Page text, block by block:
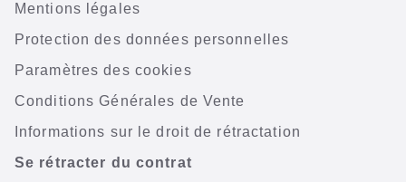
Mentions légales
Protection des données personnelles
Paramètres des cookies
Conditions Générales de Vente
Informations sur le droit de rétractation
Se rétracter du contrat